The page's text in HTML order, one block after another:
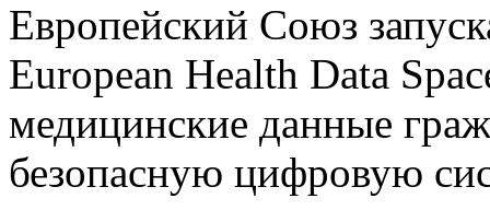
Европейский Союз
European Health Data
медицинские данные
безопасную цифровую